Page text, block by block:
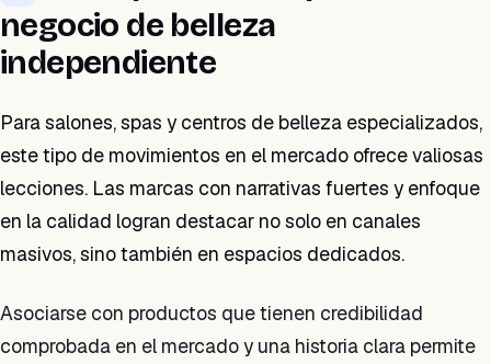
negocio de belleza
independiente
Para salones, spas y centros de belleza especializados,
este tipo de movimientos en el mercado ofrece valiosas
lecciones. Las marcas con narrativas fuertes y enfoque
en la calidad logran destacar no solo en canales
masivos, sino también en espacios dedicados.
Asociarse con productos que tienen credibilidad
comprobada en el mercado y una historia clara permite